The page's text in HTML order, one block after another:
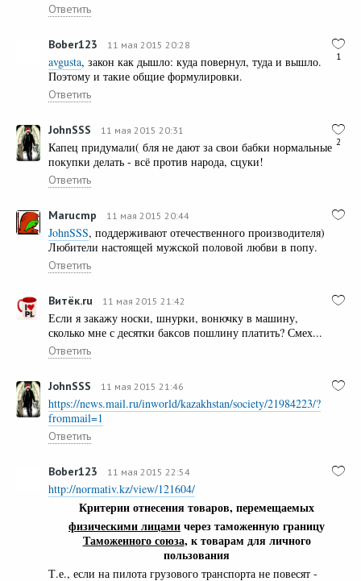
Ответить
1
Bober123 11 мая 2015 20:28
avgusta, закон как дышло: куда повернул, туда и вышло.
Поэтому и такие общие формулировки.
Ответить
2
JohnSSS 11 мая 2015 20:31
Капец придумали( бля не дают за свои бабки нормальные
покупки делать - всё против народа, сцуки!
Ответить
Marucmp 11 мая 2015 20:44
JohnSSS, поддерживают отечественного производителя)
Любители настоящей мужской половой любви в попу.
Ответить
Витёк.ru 11 мая 2015 21:42
Если я закажу носки, шнурки, вонючку в машину,
сколько мне с десятки баксов пошлину платить? Смех...
Ответить
JohnSSS 11 мая 2015 21:46
https://news.mail.ru/inworld/kazakhstan/society/21984223/?
frommail=1
Ответить
Bober123 11 мая 2015 22:54
http://normativ.kz/view/121604/
Критерии отнесения товаров, перемещаемых
физическими лицамичерез таможенную границу
Таможенного союза, к товарам для личного
пользования
Т.е., если на пилота грузового транспорта не повесят -